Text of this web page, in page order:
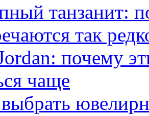
танзанит:
так
почему
чаще